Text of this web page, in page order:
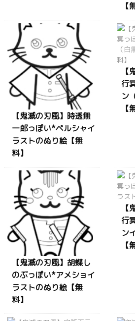
【
【鬼滅の刃風】時透無
一郎っぽい*ペルシャイ
ラストのぬり絵【無
料】
【
行
ン
【
【鬼滅の刃風】胡蝶し
のぶっぽい*アメショイ
ラストのぬり絵【無
料】
【
行
ン
【